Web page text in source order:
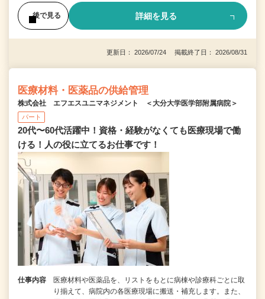
後で見る 詳細を見る
更新日： 2026/07/24 掲載終了日： 2026/08/31
医療材料・医薬品の供給管理
株式会社 エフエスユニマネジメント ＜大分大学医学部附属病院＞
パート
20代〜60代活躍中！資格・経験がなくても医療現場で働
ける！人の役に立てるお仕事です！
仕事内容
医療材料や医薬品を、リストをもとに病棟や診療科ごとに取
り揃えて、病院内の各医療現場に搬送・補充します。また、